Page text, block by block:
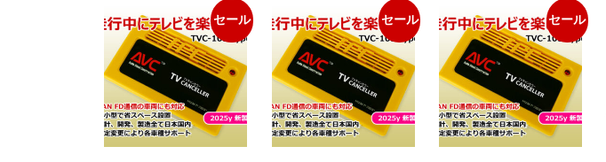
セール セール セール